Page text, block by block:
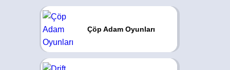
Çöp Adam Oyunları